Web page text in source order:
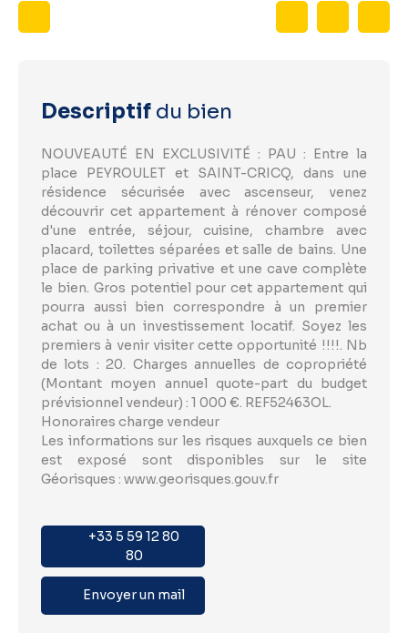
Descriptif du bien
NOUVEAUTÉ EN EXCLUSIVITÉ : PAU : Entre la
place PEYROULET et SAINT-CRICQ, dans une
résidence sécurisée avec ascenseur, venez
découvrir cet appartement à rénover composé
d'une entrée, séjour, cuisine, chambre avec
placard, toilettes séparées et salle de bains. Une
place de parking privative et une cave complète
le bien. Gros potentiel pour cet appartement qui
pourra aussi bien correspondre à un premier
achat ou à un investissement locatif. Soyez les
premiers à venir visiter cette opportunité !!!!. Nb
de lots : 20. Charges annuelles de copropriété
(Montant moyen annuel quote-part du budget
prévisionnel vendeur) : 1 000 €. REF52463OL.
Honoraires charge vendeur
Les informations sur les risques auxquels ce bien
est exposé sont disponibles sur le site
Géorisques : www.georisques.gouv.fr
+33 5 59 12 80
80
Envoyer un mail